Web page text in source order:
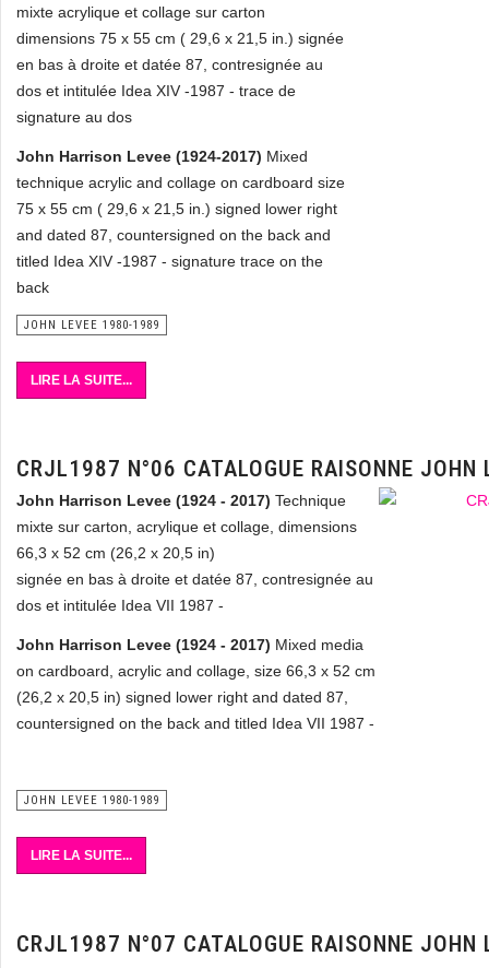
mixte acrylique et collage sur carton
dimensions 75 x 55 cm ( 29,6 x 21,5 in.) signée
en bas à droite et datée 87, contresignée au
dos et intitulée Idea XIV -1987 - trace de
signature au dos
John Harrison Levee (1924-2017) Mixed
technique acrylic and collage on cardboard size
75 x 55 cm ( 29,6 x 21,5 in.) signed lower right
and dated 87, countersigned on the back and
titled Idea XIV -1987 - signature trace on the
back
JOHN LEVEE 1980-1989
LIRE LA SUITE...
CRJL1987 N°06 CATALOGUE RAISONNE JOHN
John Harrison Levee (1924 - 2017) Technique
mixte sur carton, acrylique et collage, dimensions
66,3 x 52 cm (26,2 x 20,5 in)
signée en bas à droite et datée 87, contresignée au
dos et intitulée Idea VII 1987 -
John Harrison Levee (1924 - 2017) Mixed media
on cardboard, acrylic and collage, size 66,3 x 52 cm
(26,2 x 20,5 in) signed lower right and dated 87,
countersigned on the back and titled Idea VII 1987 -
JOHN LEVEE 1980-1989
LIRE LA SUITE...
CRJL1987 N°07 CATALOGUE RAISONNE JOHN